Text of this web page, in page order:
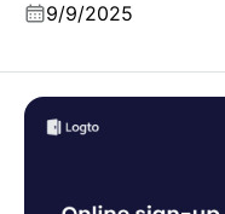
9/9/2025
網上註冊表單建構器：